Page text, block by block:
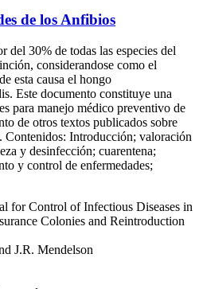
de los Anfibios
30% de todas las especies del
considerandose como el
esta causa el hongo
Este documento constituye una
para manejo médico preventivo de
de otros textos publicados sobre
Contenidos: Introducción; valoración
y desinfección; cuarentena;
y control de enfermedades;
for Control of Infectious Diseases in
Colonies and Reintroduction
J.R. Mendelson